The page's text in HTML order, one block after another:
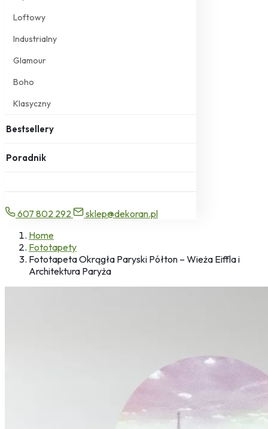
Loftowy
Industrialny
Glamour
Boho
Klasyczny
Bestsellery
Poradnik
607 802 292
sklep@dekoran.pl
Home
Fototapety
Fototapeta Okrągła Paryski Półton – Wieża Eiffla i
Architektura Paryża